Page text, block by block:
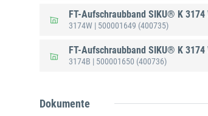
FT-Aufschraubband SIKU® K
3174W | 500001649 (400735)
FT-Aufschraubband SIKU® K
3174B | 500001650 (400736)
Dokumente